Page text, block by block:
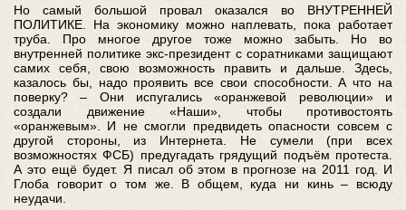
Но самый большой провал оказался во ВНУТРЕННЕЙ
ПОЛИТИКЕ. На экономику можно наплевать, пока работает
труба. Про многое другое тоже можно забыть. Но во
внутренней политике экс-президент с соратниками защищают
самих себя, свою возможность править и дальше. Здесь,
казалось бы, надо проявить все свои способности. А что на
поверку? – Они испугались «оранжевой революции» и
создали движение «Наши», чтобы противостоять
«оранжевым». И не смогли предвидеть опасности совсем с
другой стороны, из Интернета. Не сумели (при всех
возможностях ФСБ) предугадать грядущий подъём протеста.
А это ещё будет. Я писал об этом в прогнозе на 2011 год. И
Глоба говорит о том же. В общем, куда ни кинь – всюду
неудачи.